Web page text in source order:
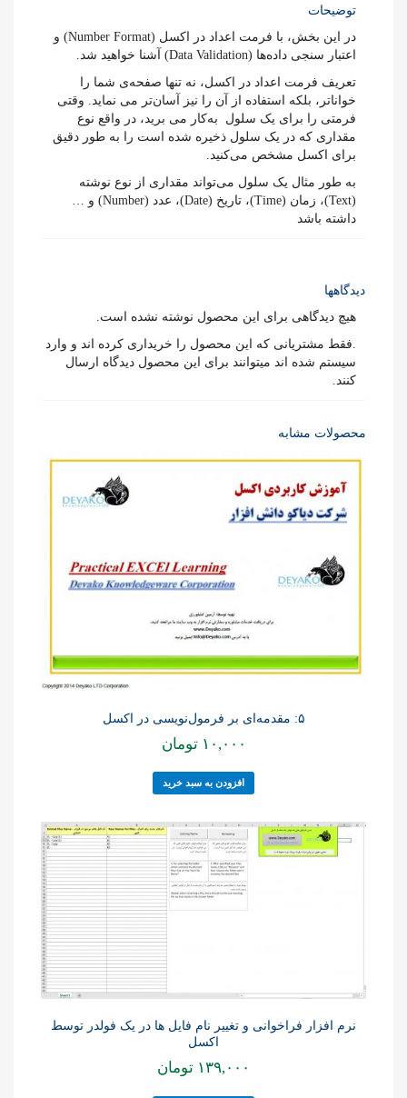
توضیحات
در این بخش، با فرمت اعداد در اکسل (Number Format) و
اعتبار سنجی داده‌ها (Data Validation) آشنا خواهید شد.
تعریف فرمت اعداد در اکسل، نه تنها صفحه‌ی شما را
خواناتر، بلکه استفاده از آن را نیز آسان‌تر می نماید. وقتی
فرمتی را برای یک سلول به‌کار می برید، در واقع نوع
مقداری که در یک سلول ذخیره شده است را به طور دقیق
برای اکسل مشخص می‌کنید.
به طور مثال یک سلول می‌تواند مقداری از نوع نوشته
(Text)، زمان (Time)، تاریخ (Date)، عدد (Number) و …
داشته باشد
دیدگاهها
هیچ دیدگاهی برای این محصول نوشته نشده است.
.فقط مشتریانی که این محصول را خریداری کرده اند و وارد
سیستم شده اند میتوانند برای این محصول دیدگاه ارسال
کنند.
محصولات مشابه
۵: مقدمه‌ای بر فرمول‌نویسی در اکسل
۱۰,۰۰۰ تومان
افزودن به سبد خرید
نرم افزار فراخوانی و تغییر نام فایل ها در یک فولدر توسط
اکسل
۱۳۹,۰۰۰ تومان